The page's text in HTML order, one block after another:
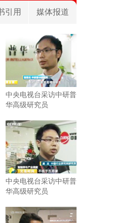
行业研
，内容
展和战
多企业
持。尤
，为我
近期从贵司购
市场分析客观
鲜明，对于我
出的认真负责的
引用 媒体报道
中央电视台采访中研普
华高级研究员
中央电视台采访中研普
华高级研究员